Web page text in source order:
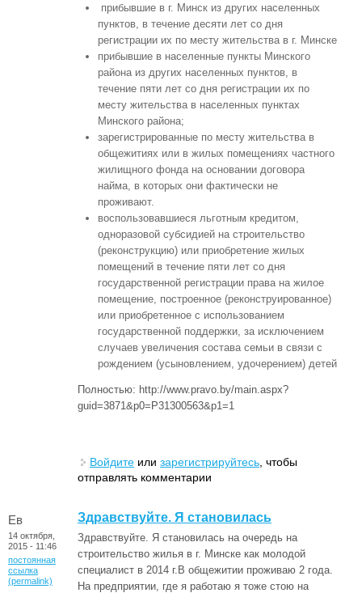
прибывшие в г. Минск из других населенных
пунктов, в течение десяти лет со дня
регистрации их по месту жительства в г. Минске
прибывшие в населенные пункты Минского
района из других населенных пунктов, в
течение пяти лет со дня регистрации их по
месту жительства в населенных пунктах
Минского района;
зарегистрированные по месту жительства в
общежитиях или в жилых помещениях частного
жилищного фонда на основании договора
найма, в которых они фактически не
проживают.
воспользовавшиеся льготным кредитом,
одноразовой субсидией на строительство
(реконструкцию) или приобретение жилых
помещений в течение пяти лет со дня
государственной регистрации права на жилое
помещение, построенное (реконструированное)
или приобретенное с использованием
государственной поддержки, за исключением
случаев увеличения состава семьи в связи с
рождением (усыновлением, удочерением) детей
Полностью: http://www.pravo.by/main.aspx?
guid=3871&p0=P31300563&p1=1
Войдите или зарегистрируйтесь , чтобы
отправлять комментарии
Ев
14 октября,
2015 - 11:46
постоянная
ссылка
(permalink)
Здравствуйте. Я становилась
Здравствуйте. Я становилась на очередь на
строительство жилья в г. Минске как молодой
специалист в 2014 г.В общежитии проживаю 2 года.
На предприятии, где я работаю я тоже стою на